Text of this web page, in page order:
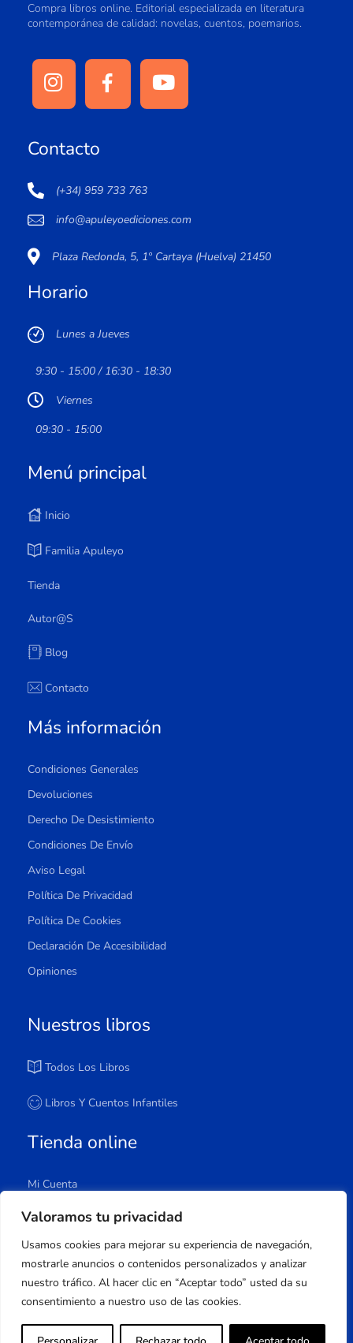
Valoramos tu privacidad
Usamos cookies para mejorar su experiencia de navegación,
mostrarle anuncios o contenidos personalizados y analizar
nuestro tráfico. Al hacer clic en “Aceptar todo” usted da su
consentimiento a nuestro uso de las cookies.
Compra libros online. Editorial especializada en literatura
contemporánea de calidad: novelas, cuentos, poemarios.
Contacto
(+34) 959 733 763
info@apuleyoediciones.com
Plaza Redonda, 5, 1º Cartaya (Huelva) 21450
Horario
Lunes a Jueves
9:30 - 15:00 / 16:30 - 18:30
Viernes
09:30 - 15:00
Menú principal
Inicio
Familia Apuleyo
Tienda
Autor@s
Blog
Contacto
Más información
Condiciones Generales
Devoluciones
Derecho De Desistimiento
Condiciones De Envío
Aviso Legal
Política De Privacidad
Política De Cookies
Declaración De Accesibilidad
Opiniones
Nuestros libros
Todos Los Libros
Libros Y Cuentos Infantiles
Tienda online
Mi Cuenta
Carrito
Lista De Deseos
Copyright © 2023 Apuleyo Ediciones | Desarrollo